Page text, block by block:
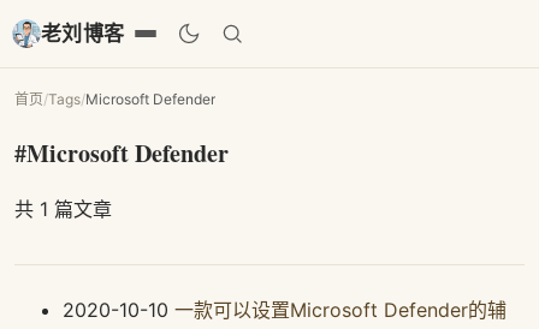
老刘博客
首页/Tags/Microsoft Defender
#Microsoft Defender
共 1 篇文章
2020-10-10 一款可以设置Microsoft Defender的辅